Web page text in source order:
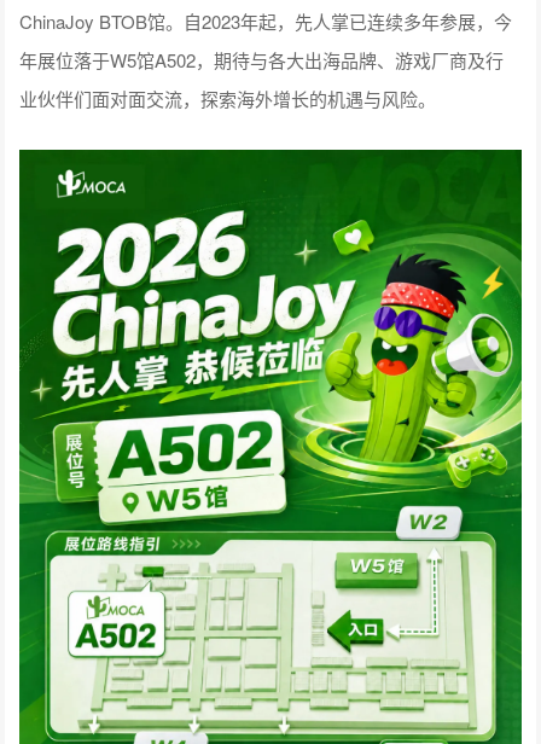
ChinaJoy BTOB馆。自2023年起，先人掌已连续多年参展，今
年展位落于W5馆A502，期待与各大出海品牌、游戏厂商及行
业伙伴们面对面交流，探索海外增长的机遇与风险。